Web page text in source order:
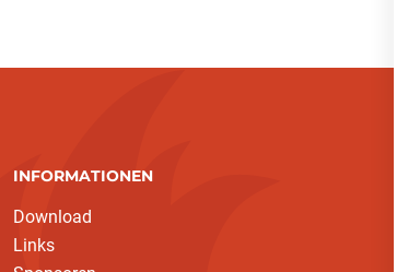
INFORMATIONEN
Download
Links